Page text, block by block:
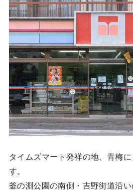
タイムズマート発祥の地、青梅
す。
釜の淵公園の南側・吉野街道沿